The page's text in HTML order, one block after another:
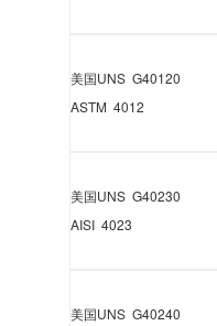
美国UNS G40120
ASTM 4012
美国UNS G40230
AISI 4023
美国UNS G40240